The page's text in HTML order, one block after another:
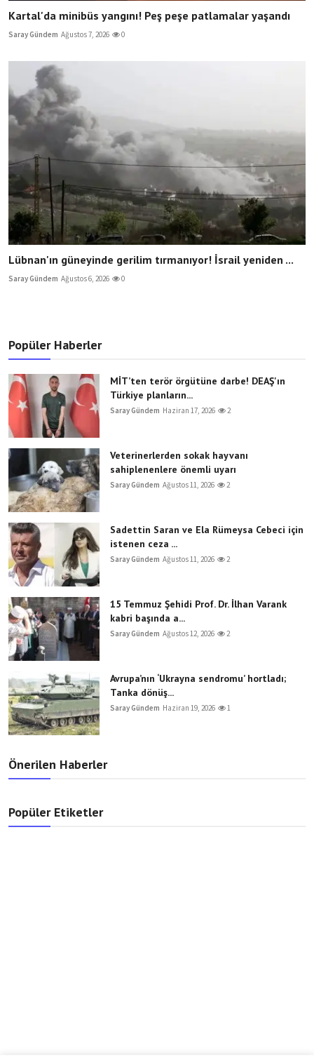
Kartal'da minibüs yangını! Peş peşe patlamalar yaşandı
Saray Gündem Ağustos 7, 2026 0
Lübnan'ın güneyinde gerilim tırmanıyor! İsrail yeniden ...
Saray Gündem Ağustos 6, 2026 0
Popüler Haberler
MİT’ten terör örgütüne darbe! DEAŞ'ın
Türkiye planların...
Saray Gündem Haziran 17, 2026 2
Veterinerlerden sokak hayvanı
sahiplenenlere önemli uyarı
Saray Gündem Ağustos 11, 2026 2
Sadettin Saran ve Ela Rümeysa Cebeci için
istenen ceza ...
Saray Gündem Ağustos 11, 2026 2
15 Temmuz Şehidi Prof. Dr. İlhan Varank
kabri başında a...
Saray Gündem Ağustos 12, 2026 2
Avrupa’nın ‘Ukrayna sendromu’ hortladı;
Tanka dönüş...
Saray Gündem Haziran 19, 2026 1
Önerilen Haberler
Popüler Etiketler